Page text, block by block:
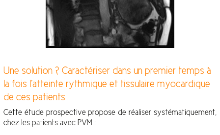
Une solution ? Caractériser dans un premier temps à
la fois l’atteinte rythmique et tissulaire myocardique
de ces patients
Cette étude prospective propose de réaliser systématiquement,
chez les patients avec PVM :